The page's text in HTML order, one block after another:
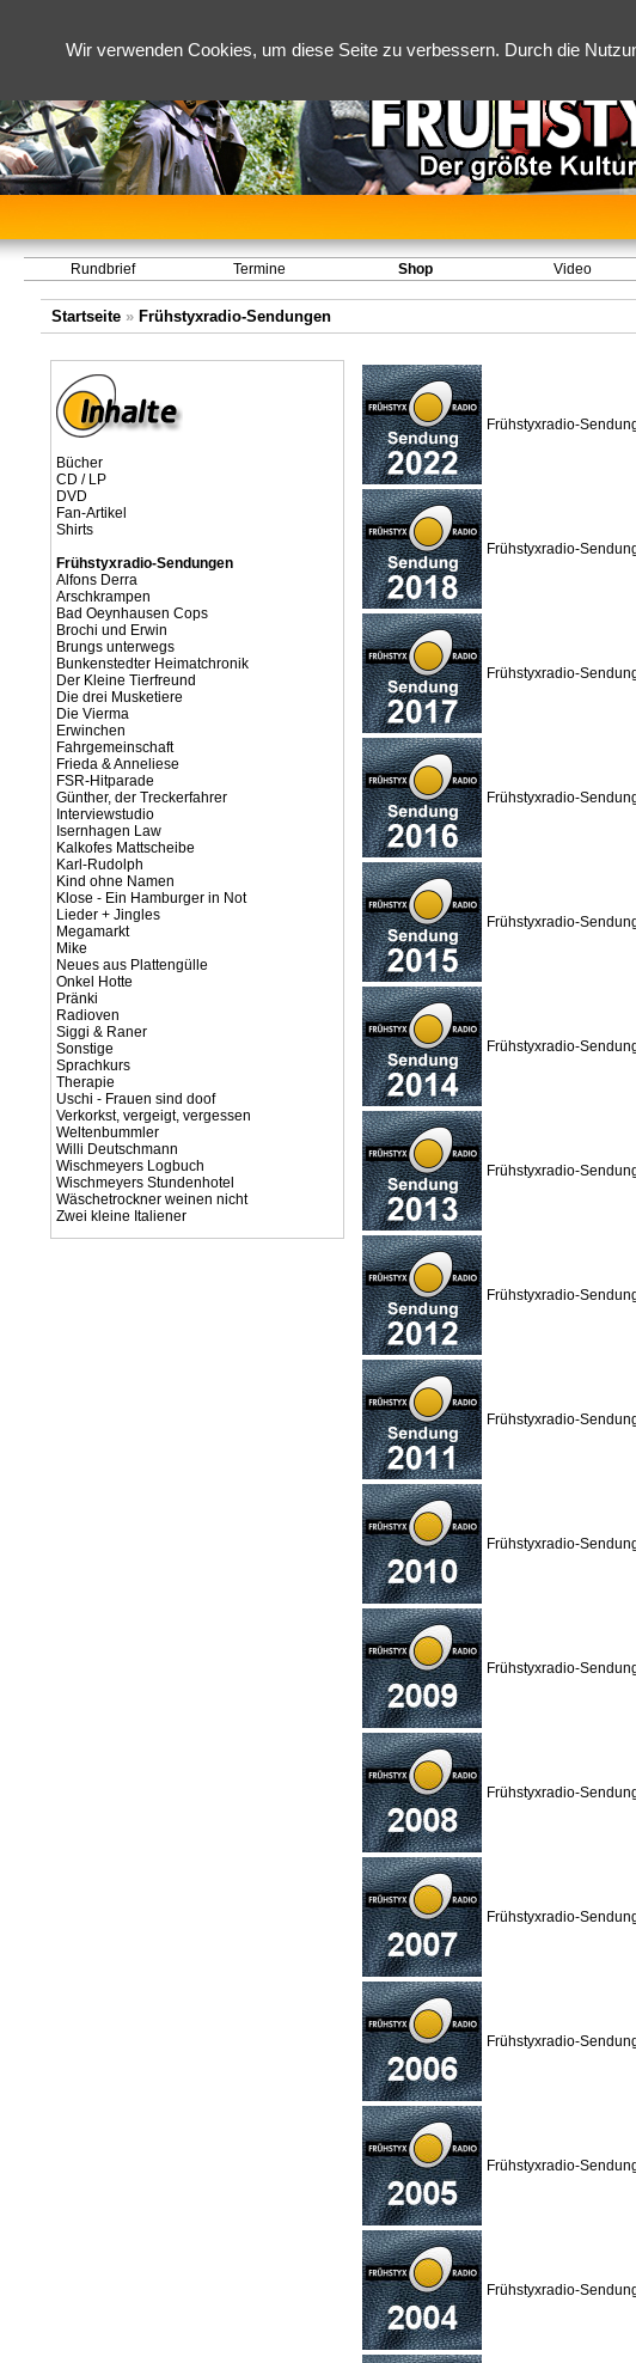
Wir verwenden Cookies, um diese Seite zu verbessern. Durch die
Rundbrief Termine Shop Video
Startseite » Frühstyxradio-Sendungen
Bücher
CD / LP
DVD
Fan-Artikel
Shirts
Frühstyxradio-Sendungen
Alfons Derra
Arschkrampen
Bad Oeynhausen Cops
Brochi und Erwin
Brungs unterwegs
Bunkenstedter Heimatchronik
Der Kleine Tierfreund
Die drei Musketiere
Die Vierma
Erwinchen
Fahrgemeinschaft
Frieda & Anneliese
FSR-Hitparade
Günther, der Treckerfahrer
Interviewstudio
Isernhagen Law
Kalkofes Mattscheibe
Karl-Rudolph
Kind ohne Namen
Klose - Ein Hamburger in Not
Lieder + Jingles
Megamarkt
Mike
Neues aus Plattengülle
Onkel Hotte
Pränki
Radioven
Siggi & Raner
Sonstige
Sprachkurs
Therapie
Uschi - Frauen sind doof
Verkorkst, vergeigt, vergessen
Weltenbummler
Willi Deutschmann
Wischmeyers Logbuch
Wischmeyers Stundenhotel
Wäschetrockner weinen nicht
Zwei kleine Italiener
Frühstyxradio-
Frühstyxradio-
Frühstyxradio-
Frühstyxradio-
Frühstyxradio-
Frühstyxradio-
Frühstyxradio-
Frühstyxradio-
Frühstyxradio-
Frühstyxradio-
Frühstyxradio-
Frühstyxradio-
Frühstyxradio-
Frühstyxradio-
Frühstyxradio-
Frühstyxradio-